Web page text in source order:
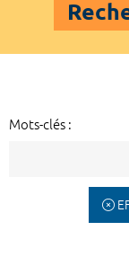
Mots-clés :